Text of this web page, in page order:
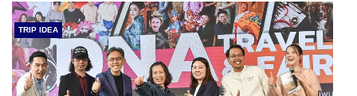
TRIP IDEA